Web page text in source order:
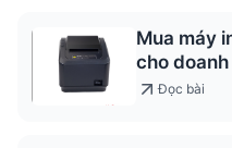
Mua máy
cho
Đọc bài